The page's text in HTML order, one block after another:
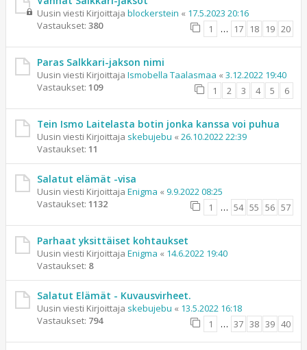
Uusin viesti Kirjoittaja blockerstein « 17.5.2023 20:16
Vastaukset: 380 1 … 17 18 19 20
Paras Salkkari-jakson nimi
Uusin viesti Kirjoittaja Ismobella Taalasmaa « 3.12.2022 19:40
Vastaukset: 109 1 2 3 4 5 6
Tein Ismo Laitelasta botin jonka kanssa voi puhua
Uusin viesti Kirjoittaja skebujebu « 26.10.2022 22:39
Vastaukset: 11
Salatut elämät -visa
Uusin viesti Kirjoittaja Enigma « 9.9.2022 08:25
Vastaukset: 1132 1 … 54 55 56 57
Parhaat yksittäiset kohtaukset
Uusin viesti Kirjoittaja Enigma « 14.6.2022 19:40
Vastaukset: 8
Salatut Elämät - Kuvausvirheet.
Uusin viesti Kirjoittaja skebujebu « 13.5.2022 16:18
Vastaukset: 794 1 … 37 38 39 40